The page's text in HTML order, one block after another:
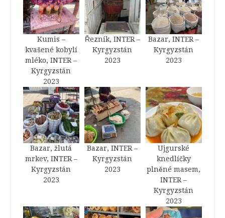
Kumis –
kvašené kobylí
mléko, INTER –
Kyrgyzstán
2023
Řezník, INTER –
Kyrgyzstán
2023
Bazar, INTER –
Kyrgyzstán
2023
Bazar, žlutá
mrkev, INTER –
Kyrgyzstán
2023
Bazar, INTER –
Kyrgyzstán
2023
Ujgurské
knedlíčky
plněné masem,
INTER –
Kyrgyzstán
2023